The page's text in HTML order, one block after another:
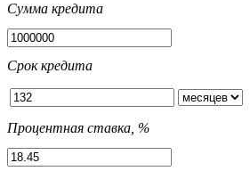
Сумма кредита
Срок кредита
Процентная ставка, %